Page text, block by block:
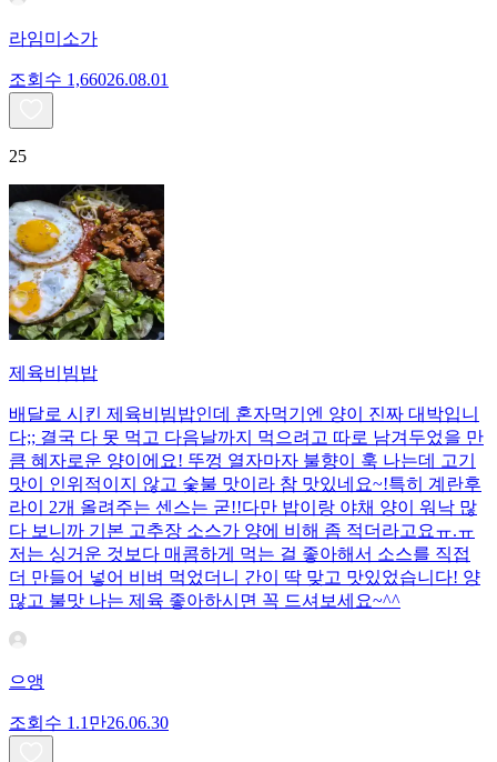
라임미소가
조회수 1,66026.08.01
25
제육비빔밥
배달로 시킨 제육비빔밥인데 혼자먹기엔 양이 진짜 대박입니
다;; 결국 다 못 먹고 다음날까지 먹으려고 따로 남겨두었을 만
큼 혜자로운 양이에요! 뚜껑 열자마자 불향이 훅 나는데 고기
맛이 인위적이지 않고 숯불 맛이라 참 맛있네요~!특히 계란후
라이 2개 올려주는 센스는 굳!! ​다만 밥이랑 야채 양이 워낙 많
다 보니까 기본 고추장 소스가 양에 비해 좀 적더라고요ㅠ.ㅠ
저는 싱거운 것보다 매콤하게 먹는 걸 좋아해서 소스를 직접
더 만들어 넣어 비벼 먹었더니 간이 딱 맞고 맛있었습니다! 양
많고 불맛 나는 제육 좋아하시면 꼭 드셔보세요~^^
으앵
조회수 1.1만26.06.30